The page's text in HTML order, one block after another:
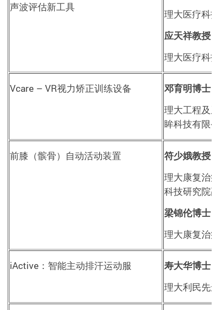
声波评估新工具
理大医疗科
应天祥教授
理大医疗科
Vcare – VR视力矫正训练设备
邓育明博士
理大工程及
眸科技有限
前膝（髌骨）自动活动装置
符少娥教授
理大康复治
科技研究院
梁锦伦博士
理大康复治
iActive ：智能主动排汗运动服
寿大华博士
理大利民先